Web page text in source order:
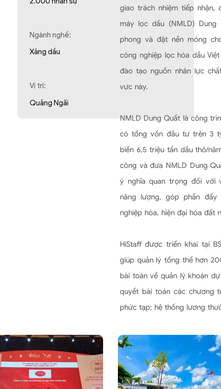
Ngành nghề:
Xăng dầu
Vị trí:
Quảng Ngãi
giao trách nhiệm tiếp nhận,
máy lọc dầu (NMLD)
phong và đặt nền móng
công nghiệp lọc hóa dầu
đào tạo nguồn nhân lực
vực này.
NMLD Dung Quất là công
có tổng vốn đầu tư trên 3
biến 6,5 triệu tấn dầu thô/
công và đưa NMLD Dung
ý nghĩa quan trọng đối với
năng lượng, góp phần
nghiệp hóa, hiện đại hóa đất
HiStaff được triển khai tại
giúp quản lý tổng thể hơn
bài toán về quản lý khoán
quyết bài toán các chương
phức tạp; hệ thống lương